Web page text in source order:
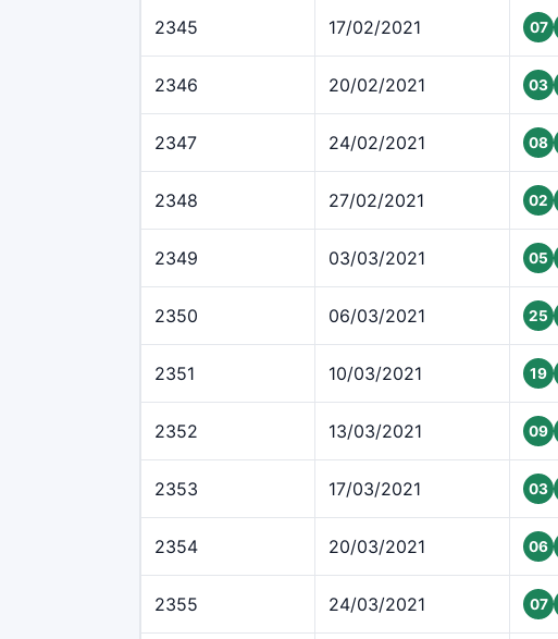
2345 17/02/2021 07
2346 20/02/2021 03
2347 24/02/2021 08
2348 27/02/2021 02
2349 03/03/2021 05
2350 06/03/2021 25
2351 10/03/2021 19
2352 13/03/2021 09
2353 17/03/2021 03
2354 20/03/2021 06
2355 24/03/2021 07